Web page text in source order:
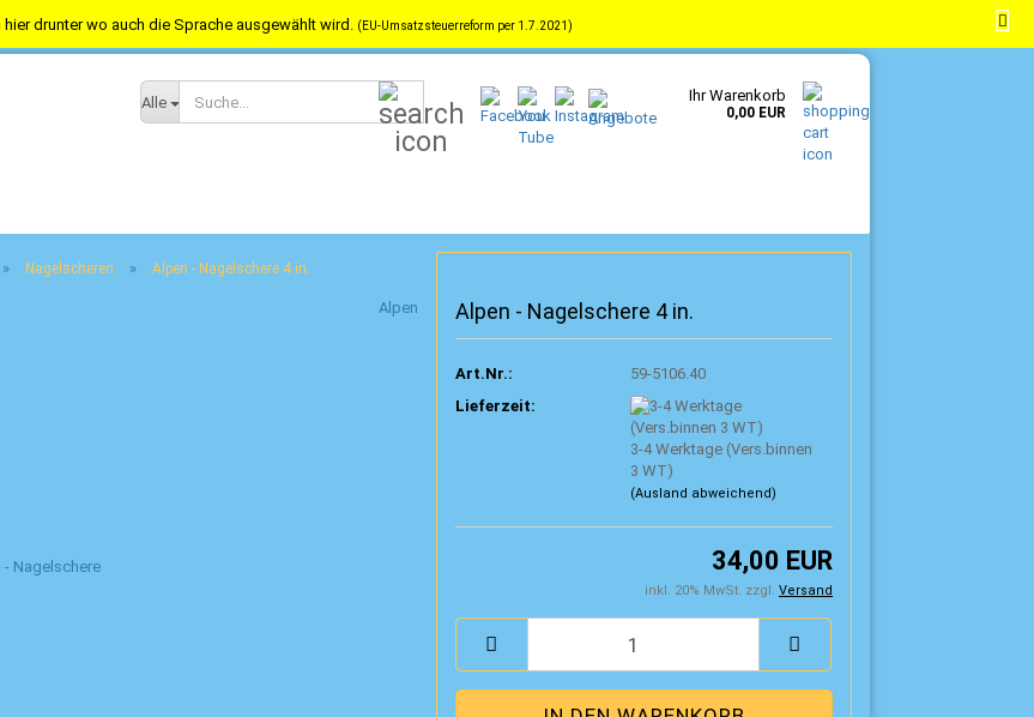
Versandkostenfrei in Österreich ab 100,-- / nach Deutschland ab 150,--
Alle Ihr Warenkorb
0,00 EUR
hier drunter wo auch die Sprache ausgewählt wird. (EU-Umsatzsteuerreform per 1.7.2021)
» Nagelscheren » Alpen - Nagelschere 4 in.
Alpen Alpen - Nagelschere 4 in.
Art.Nr.:
59-5106.40
Lieferzeit:
3-4 Werktage (Vers.binnen
3 WT)
(Ausland abweichend)
34,00 EUR
inkl. 20% MwSt. zzgl. Versand